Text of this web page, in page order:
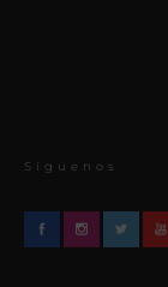
Síguenos